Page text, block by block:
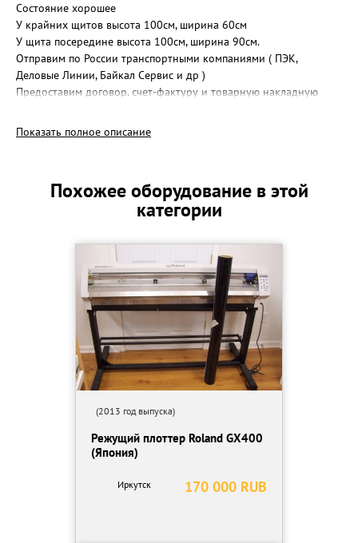
Состояние хорошее
У крайних щитов высота 100см, ширина 60см
У щита посередине высота 100см, ширина 90см.
Отправим по России транспортными компаниями ( ПЭК,
Деловые Линии, Байкал Сервис и др )
Предоставим договор, счет-фактуру и товарную накладную
Показать полное описание
Похожее оборудование в этой
категории
(2013 год выпуска)
Режущий плоттер Roland GX400
(Япония)
170 000 RUB
Иркутск